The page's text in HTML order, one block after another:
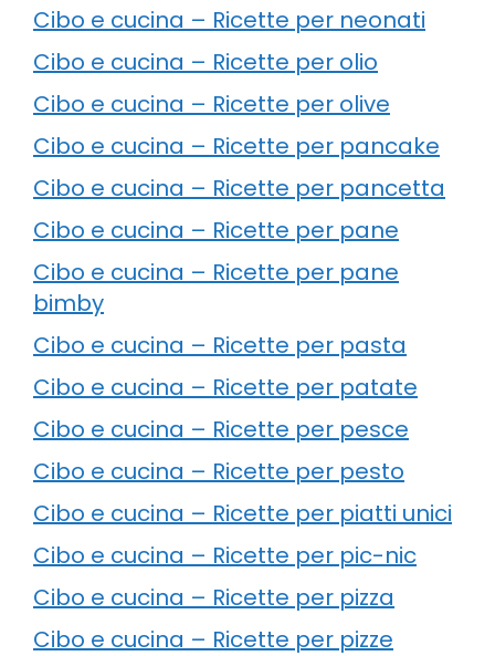
Cibo e cucina – Ricette per neonati
Cibo e cucina – Ricette per olio
Cibo e cucina – Ricette per olive
Cibo e cucina – Ricette per pancake
Cibo e cucina – Ricette per pancetta
Cibo e cucina – Ricette per pane
Cibo e cucina – Ricette per pane
bimby
Cibo e cucina – Ricette per pasta
Cibo e cucina – Ricette per patate
Cibo e cucina – Ricette per pesce
Cibo e cucina – Ricette per pesto
Cibo e cucina – Ricette per piatti unici
Cibo e cucina – Ricette per pic-nic
Cibo e cucina – Ricette per pizza
Cibo e cucina – Ricette per pizze